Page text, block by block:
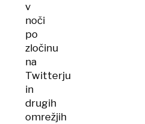
v
noči
po
zločinu
na
Twitterju
in
drugih
omrežjih